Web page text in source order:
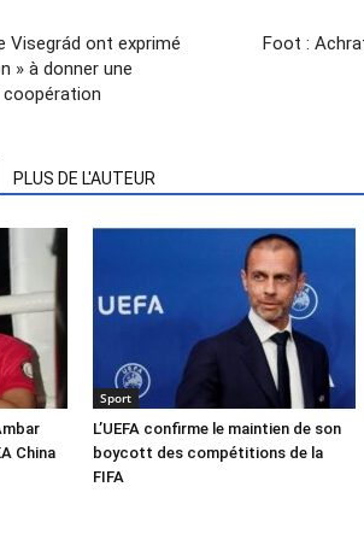
Visegrád ont exprimé
» à donner une
coopération
Foot :
PLUS DE L'AUTEUR
China
Sport
L’UEFA confirme le maintien de son
boycott des compétitions de la
FIFA